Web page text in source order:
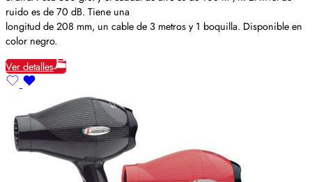
ruido es de 70 dB. Tiene una
longitud de 208 mm, un cable de 3 metros y 1 boquilla. Disponible en
color negro.
Ver detalles